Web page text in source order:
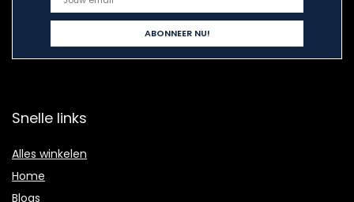
Snelle links
Alles winkelen
Home
Blogs